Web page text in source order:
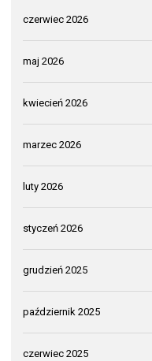
czerwiec 2026
maj 2026
kwiecień 2026
marzec 2026
luty 2026
styczeń 2026
grudzień 2025
październik 2025
czerwiec 2025